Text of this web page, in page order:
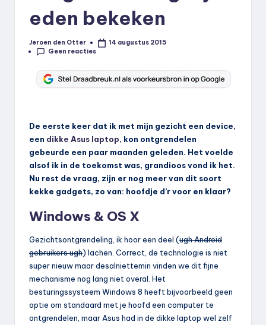
eden bekeken
Geplaatst
door
Jeroen den Otter
14 augustus 2015
Geen reacties
De eerste keer dat ik met mijn gezicht een device,
een dikke Asus laptop, kon ontgrendelen
gebeurde een paar maanden geleden. Het voelde
alsof ik in de toekomst was, grandioos vond ik het.
Nu rest de vraag, zijn er nog meer van dit soort
kekke gadgets, zo van: hoofdje d’r voor en klaar?
Windows & OS X
Gezichtsontgrendeling, ik hoor een deel (ugh Android
gebruikers ugh) lachen. Correct, de technologie is niet
super nieuw maar desalniettemin vinden we dit fijne
mechanisme nog lang niet overal. Het
besturingssysteem Windows 8 heeft bijvoorbeeld geen
optie om standaard met je hoofd een computer te
ontgrendelen, maar Asus had in de dikke laptop wel zelf